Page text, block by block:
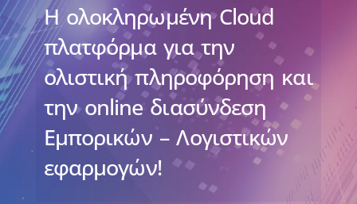
Η ολοκληρωμένη Cloud
πλατφόρμα για την
ολιστική πληροφόρηση και
την online διασύνδεση
Εμπορικών – Λογιστικών
εφαρμογών!